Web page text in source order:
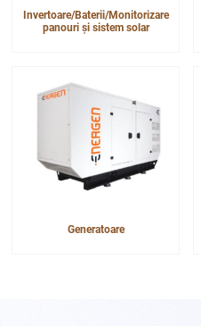
Invertoare/Baterii/Monitorizare
panouri și sistem solar
Generatoare